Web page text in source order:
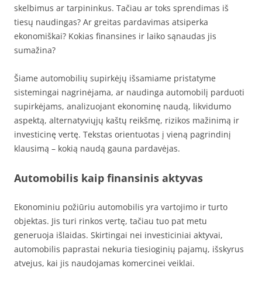
skelbimus ar tarpininkus. Tačiau ar toks sprendimas iš
tiesų naudingas? Ar greitas pardavimas atsiperka
ekonomiškai? Kokias finansines ir laiko sąnaudas jis
sumažina?
Šiame automobilių supirkėjų išsamiame pristatyme
sistemingai nagrinėjama, ar naudinga automobilį parduoti
supirkėjams, analizuojant ekonominę naudą, likvidumo
aspektą, alternatyviųjų kaštų reikšmę, rizikos mažinimą ir
investicinę vertę. Tekstas orientuotas į vieną pagrindinį
klausimą – kokią naudą gauna pardavėjas.
Automobilis kaip finansinis aktyvas
Ekonominiu požiūriu automobilis yra vartojimo ir turto
objektas. Jis turi rinkos vertę, tačiau tuo pat metu
generuoja išlaidas. Skirtingai nei investiciniai aktyvai,
automobilis paprastai nekuria tiesioginių pajamų, išskyrus
atvejus, kai jis naudojamas komercinei veiklai.